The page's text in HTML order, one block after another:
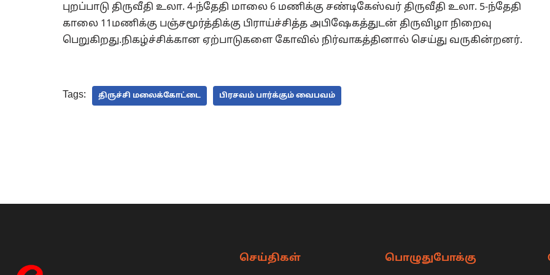
புறப்பாடு திருவீதி உலா. 4-ந்தேதி மாலை 6 மணிக்கு சண்டிகேஸ்வர் திருவீதி உலா. 5-ந்தேதி
காலை 11மணிக்கு பஞ்சமூர்த்திக்கு பிராய்ச்சித்த அபிஷேகத்துடன் திருவிழா நிறைவு
பெறுகிறது.நிகழ்ச்சிக்கான ஏற்பாடுகளை கோவில் நிர்வாகத்தினால் செய்து வருகின்றனர்.
Tags: திருச்சி மலைக்கோட்டை பிரசவம் பார்க்கும் வைபவம்
செய்திகள் பொழுதுபோக்கு